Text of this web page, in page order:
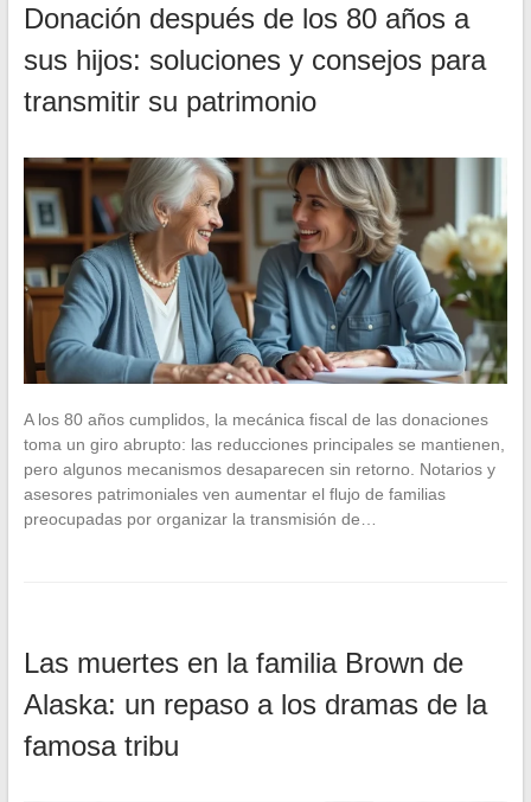
Donación después de los 80 años a
sus hijos: soluciones y consejos para
transmitir su patrimonio
A los 80 años cumplidos, la mecánica fiscal de las donaciones
toma un giro abrupto: las reducciones principales se mantienen,
pero algunos mecanismos desaparecen sin retorno. Notarios y
asesores patrimoniales ven aumentar el flujo de familias
preocupadas por organizar la transmisión de…
Las muertes en la familia Brown de
Alaska: un repaso a los dramas de la
famosa tribu